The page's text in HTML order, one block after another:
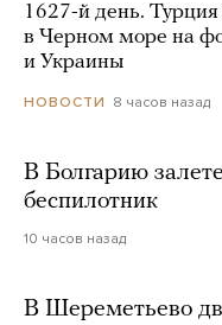
1627-й день.
в Черном море на
и Украины
НОВОСТИ 8 часов назад
В Болгарию
беспилотник
10 часов назад
В Шереметьево